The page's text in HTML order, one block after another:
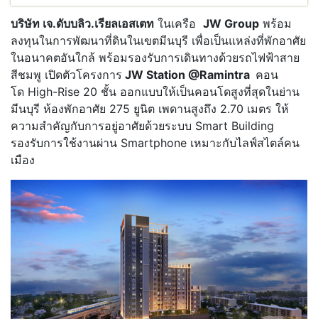
บริษัท เจ.ดับบลิว.เรียลเอสเตท ในเครือ JW Group พร้อม
ลงทุนในการพัฒนาที่ดินในเขตมีนบุรี เพื่อเป็นแหล่งที่พักอาศัย
ในอนาคตอันใกล้ พร้อมรองรับการเดินทางด้วยรถไฟฟ้าสาย
สีชมพู เปิดตัวโครงการ JW Station @Ramintra คอน
โด High-Rise 20 ชั้น ออกแบบให้เป็นคอนโดสูงที่สุดในย่าน
มีนบุรี ห้องพักอาศัย 275 ยูนิต เพดานสูงถึง 2.70 เมตร ให้
ความสำคัญกับการอยู่อาศัยด้วยระบบ Smart Building
รองรับการใช้งานผ่าน Smartphone เหมาะกับไลฟ์สไตล์คน
เมือง